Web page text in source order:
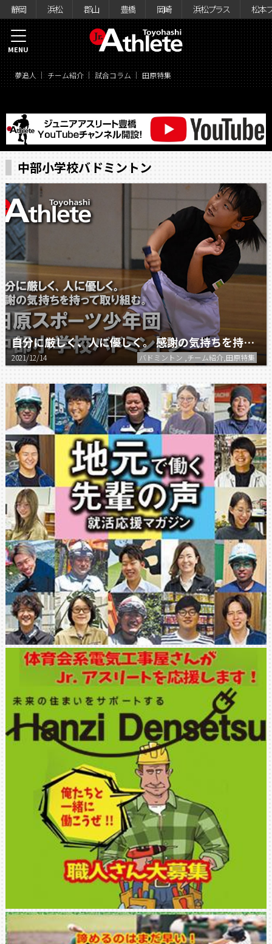
静岡 浜松 郡山 豊橋 岡崎 浜松プラス 松本
夢追人 チーム紹介 試合コラム 田原特集
MENU
中部小学校バドミントン
自分に厳しく、人に優しく。 感謝の気持ちを持って取り組む。
2021/12/14 バドミントン ,チーム紹介,田原特集